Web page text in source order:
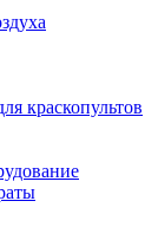
краскопультов